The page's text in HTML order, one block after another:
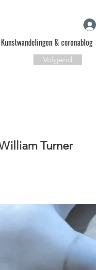
Kunstwandelingen & coronablog
Volgend
Turner